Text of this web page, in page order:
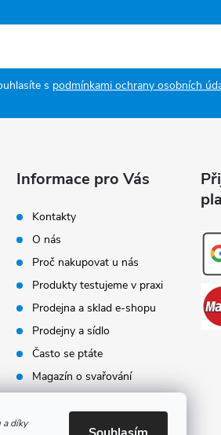
a díky
s podmínkami ochrany osobních
Informace pro Vás
Kontakty
O nás
Proč nakupovat u nás
Produkty testujeme v praxi
Prodejna a sklad e-shopu
Prodejny a sídlo
Často se ptáte
Magazín o svařování